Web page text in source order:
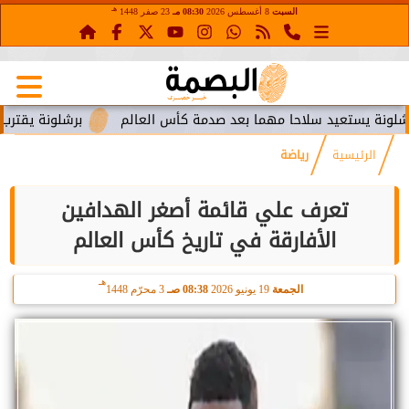
السبت 08:30 مـ 23 صفر 1448 هـ
برشلونة يقترب من سلاحا مهما بعد صدمة كأس العالم
الرئيسية رياضة
تعرف علي قائمة أصغر الهدافين
الأفارقة في تاريخ كأس العالم
الجمعة 08:38 صـ 3 محرّم 1448
هـ